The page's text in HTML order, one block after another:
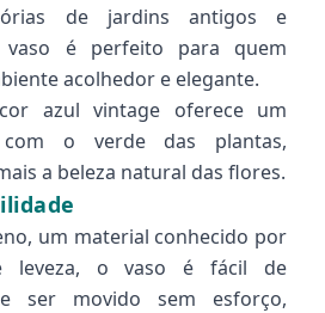
de jardins antigos e
vaso é perfeito para quem
acolhedor e elegante.
azul vintage oferece um
com o verde das plantas,
a beleza natural das flores.
um material conhecido por
leveza, o vaso é fácil de
ser movido sem esforço,